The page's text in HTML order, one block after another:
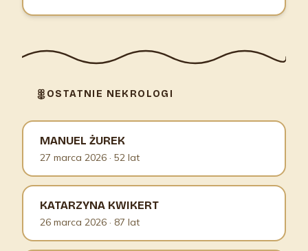
OSTATNIE NEKROLOGI
MANUEL ŻUREK
27 marca 2026 · 52 lat
KATARZYNA KWIKERT
26 marca 2026 · 87 lat